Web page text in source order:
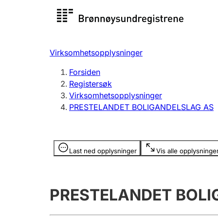
Registersøk
Registrere, endre, slette
Virksomhetsopplysninger
Forsiden
Registersøk
Virksomhetsopplysninger
PRESTELANDET BOLIGANDELSLAG AS
Last ned opplysninger Vis alle
Opplysninger er skjult
PRESTELANDET